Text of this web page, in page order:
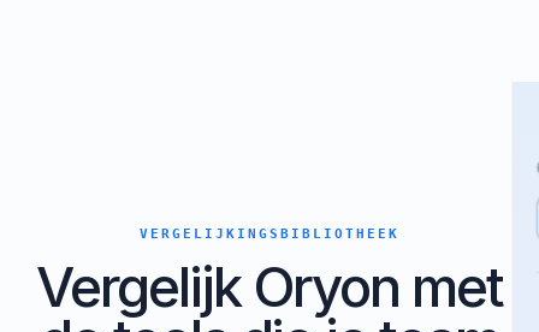
Vergelijk Oryon met